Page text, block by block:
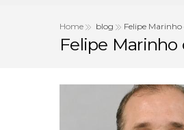
Home blog Felipe Marinho
Felipe Marinho